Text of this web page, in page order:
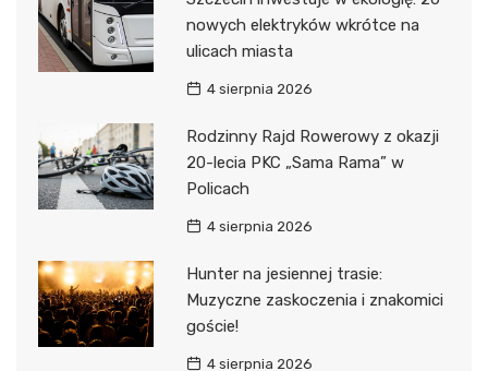
nowych elektryków wkrótce na
ulicach miasta
4 sierpnia 2026
Rodzinny Rajd Rowerowy z okazji
20-lecia PKC „Sama Rama” w
Policach
4 sierpnia 2026
Hunter na jesiennej trasie:
Muzyczne zaskoczenia i znakomici
goście!
4 sierpnia 2026